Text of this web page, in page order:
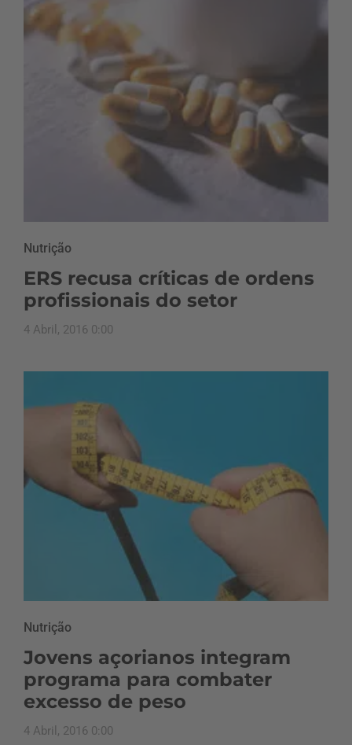
Nutrição
ERS recusa críticas de ordens
profissionais do setor
4 Abril, 2016 0:00
Nutrição
Jovens açorianos integram
programa para combater
excesso de peso
4 Abril, 2016 0:00